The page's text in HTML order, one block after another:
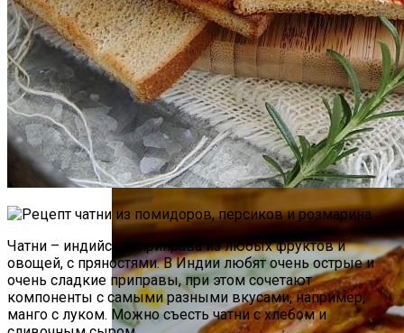
Как Повторно Использовать Воду
После Варки Риса
Маникюр «Достойная»
Необычная Пицца Из Слоеного Теста
Чатни – индийская приправа из любых фруктов и
овощей, с пряностями. В Индии любят очень острые и
очень сладкие приправы, при этом сочетают
компоненты с самыми разными вкусами, например,
манго с луком. Можно съесть чатни с хлебом и